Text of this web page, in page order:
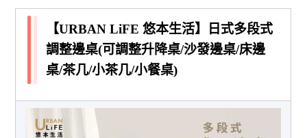
【URBAN LiFE 悠本生活】日式多段式
調整邊桌(可調整升降桌/沙發邊桌/床邊
桌/茶几/小茶几/小餐桌)